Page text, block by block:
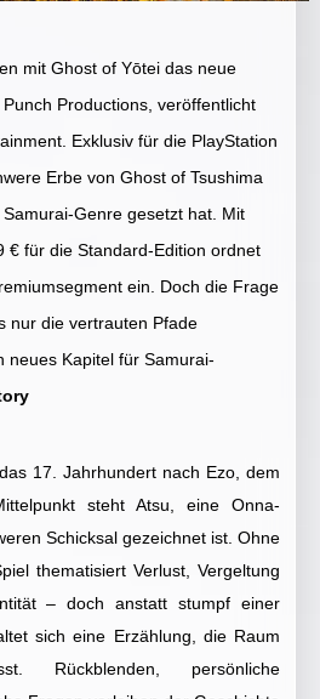
mit Ghost of Yōtei das neue
Productions, veröffentlicht
Exklusiv für die PlayStation
Erbe von Ghost of Tsushima
Genre gesetzt hat. Mit
€ für die Standard-Edition ordnet
ein. Doch die Frage
nur die vertrauten Pfade
neues Kapitel für Samurai-
17. Jahrhundert nach Ezo, dem
steht Atsu, eine Onna-
Schicksal gezeichnet ist. Ohne
thematisiert Verlust, Vergeltung
– doch anstatt stumpf einer
sich eine Erzählung, die Raum
Rückblenden, persönliche